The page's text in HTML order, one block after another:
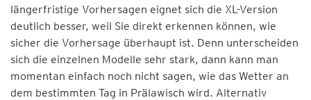
längerfristige Vorhersagen eignet sich die XL-Version
deutlich besser, weil Sie direkt erkennen können, wie
sicher die Vorhersage überhaupt ist. Denn unterscheiden
sich die einzelnen Modelle sehr stark, dann kann man
momentan einfach noch nicht sagen, wie das Wetter an
dem bestimmten Tag in Prälawisch wird. Alternativ